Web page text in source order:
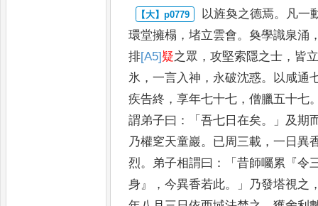
以旌奐之德焉。
凡一
環堂擁榻 ，堵立雲會。 奐學識泉涌
排[A5]疑之眾 ，攻堅索隱之士 ， 皆
氷 ，一言入神 ， 永破沈惑。
以咸通
疾告終 ，享年七十七 ，僧臘五十七
謂弟子曰 ：「吾七日在矣。」
及期
乃權窆天童巖。 已周三載 ，一日異
烈。 弟子相謂曰 ：「昔師囑累 『令
身 』，今異香若此。」 乃發塔視之